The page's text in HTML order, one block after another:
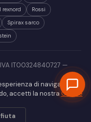
rexnord
Rossi
Spirax sarco
IT00324840727 —
di navigazione e
accetti la nostra Cookie